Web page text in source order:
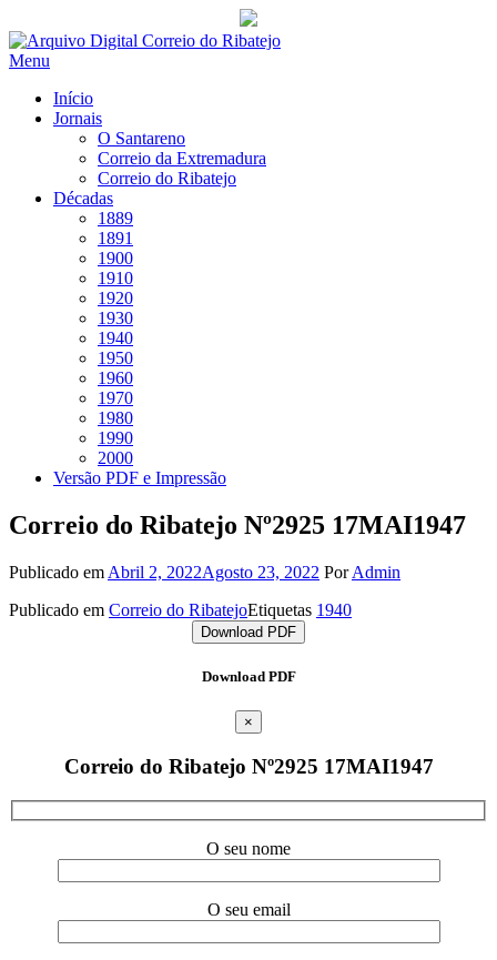
Saltar
para
Menu
Início
Jornais
O Santareno
Correio da Extremadura
Correio do Ribatejo
Décadas
1889
1891
1900
1910
1920
1930
1940
1950
1960
1970
1980
1990
2000
Versão PDF e Impressão
Correio do Ribatejo Nº2925 17MAI1947
Publicado em Abril 2, 2022Agosto 23, 2022 PorAdmin
Publicado em Correio do RibatejoEtiquetas 1940
Download PDF
Download PDF
×
Correio do Ribatejo Nº2925 17MAI1947
O seu nome
O seu email